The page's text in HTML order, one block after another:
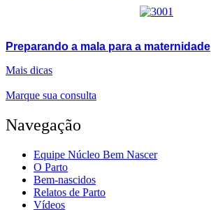
Preparando a mala para a maternidade
Mais dicas
Marque sua consulta
Navegação
Equipe Núcleo Bem Nascer
O Parto
Bem-nascidos
Relatos de Parto
Vídeos